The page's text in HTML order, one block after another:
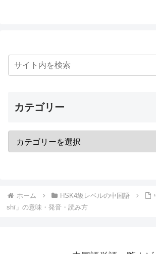
カテゴリー
ホーム HSK4級レベルの中国語
shī」の意味・発音・読み方